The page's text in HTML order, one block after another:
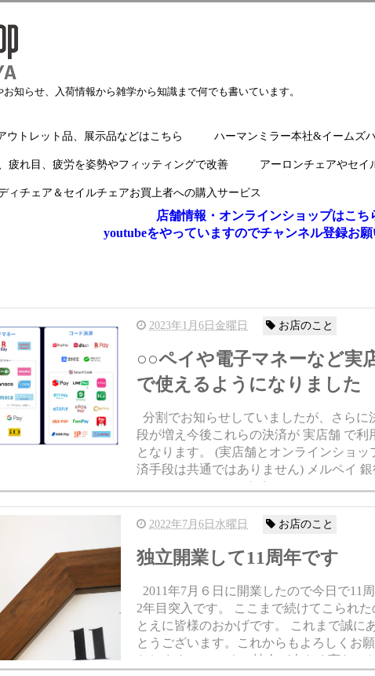
知らせ、入荷情報から雑学から知識まで何でも書いています。
ウトレット品、展示品などはこちら ハーマンミラー本社&イームズ
疲れ目、疲労を姿勢やフィッティングで改善 アーロンチェアやセイ
ィチェア＆セイルチェアお買上者への購入サービス
店舗情報・オンラインショップはこち
youtubeをやっていますのでチャンネル登録お
2023年1月6日金曜日 お店のこと
○○ペイや電子マネーなど実
で使えるようになりました
分割でお知らせしていましたが、さらに
段が増え今後これらの決済が 実店舗 で利
となります。 (実店舗とオンラインショッ
済手段は共通ではありません) メルペイ 銀
LINE Pay atone（アトネ EPOS PAY pring
ン） au...
2022年7月6日水曜日 お店のこと
独立開業して11周年です
2011年7月６日に開業したので今日で11
2年目突入です。 ここまで続けてこられた
とえに皆様のおかげです。 これまで誠に
とうございます。これからもよろしくお
たします。 コロナで社会が大きく変わっ